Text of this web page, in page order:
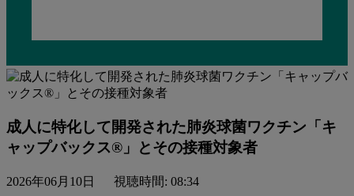
成人に特化して開発された肺炎球菌ワクチン「キ
ャップバックス®」とその接種対象者
2026年06月10日 視聴時間: 08:34